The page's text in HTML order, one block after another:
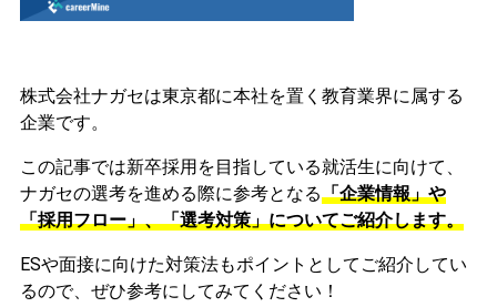
株式会社ナガセは東京都に本社を置く教育業界に属する
企業です。
この記事では新卒採用を目指している就活生に向けて、
ナガセの選考を進める際に参考となる「企業情報」や
「採用フロー」、「選考対策」についてご紹介します。
ESや面接に向けた対策法もポイントとしてご紹介してい
るので、ぜひ参考にしてみてください！